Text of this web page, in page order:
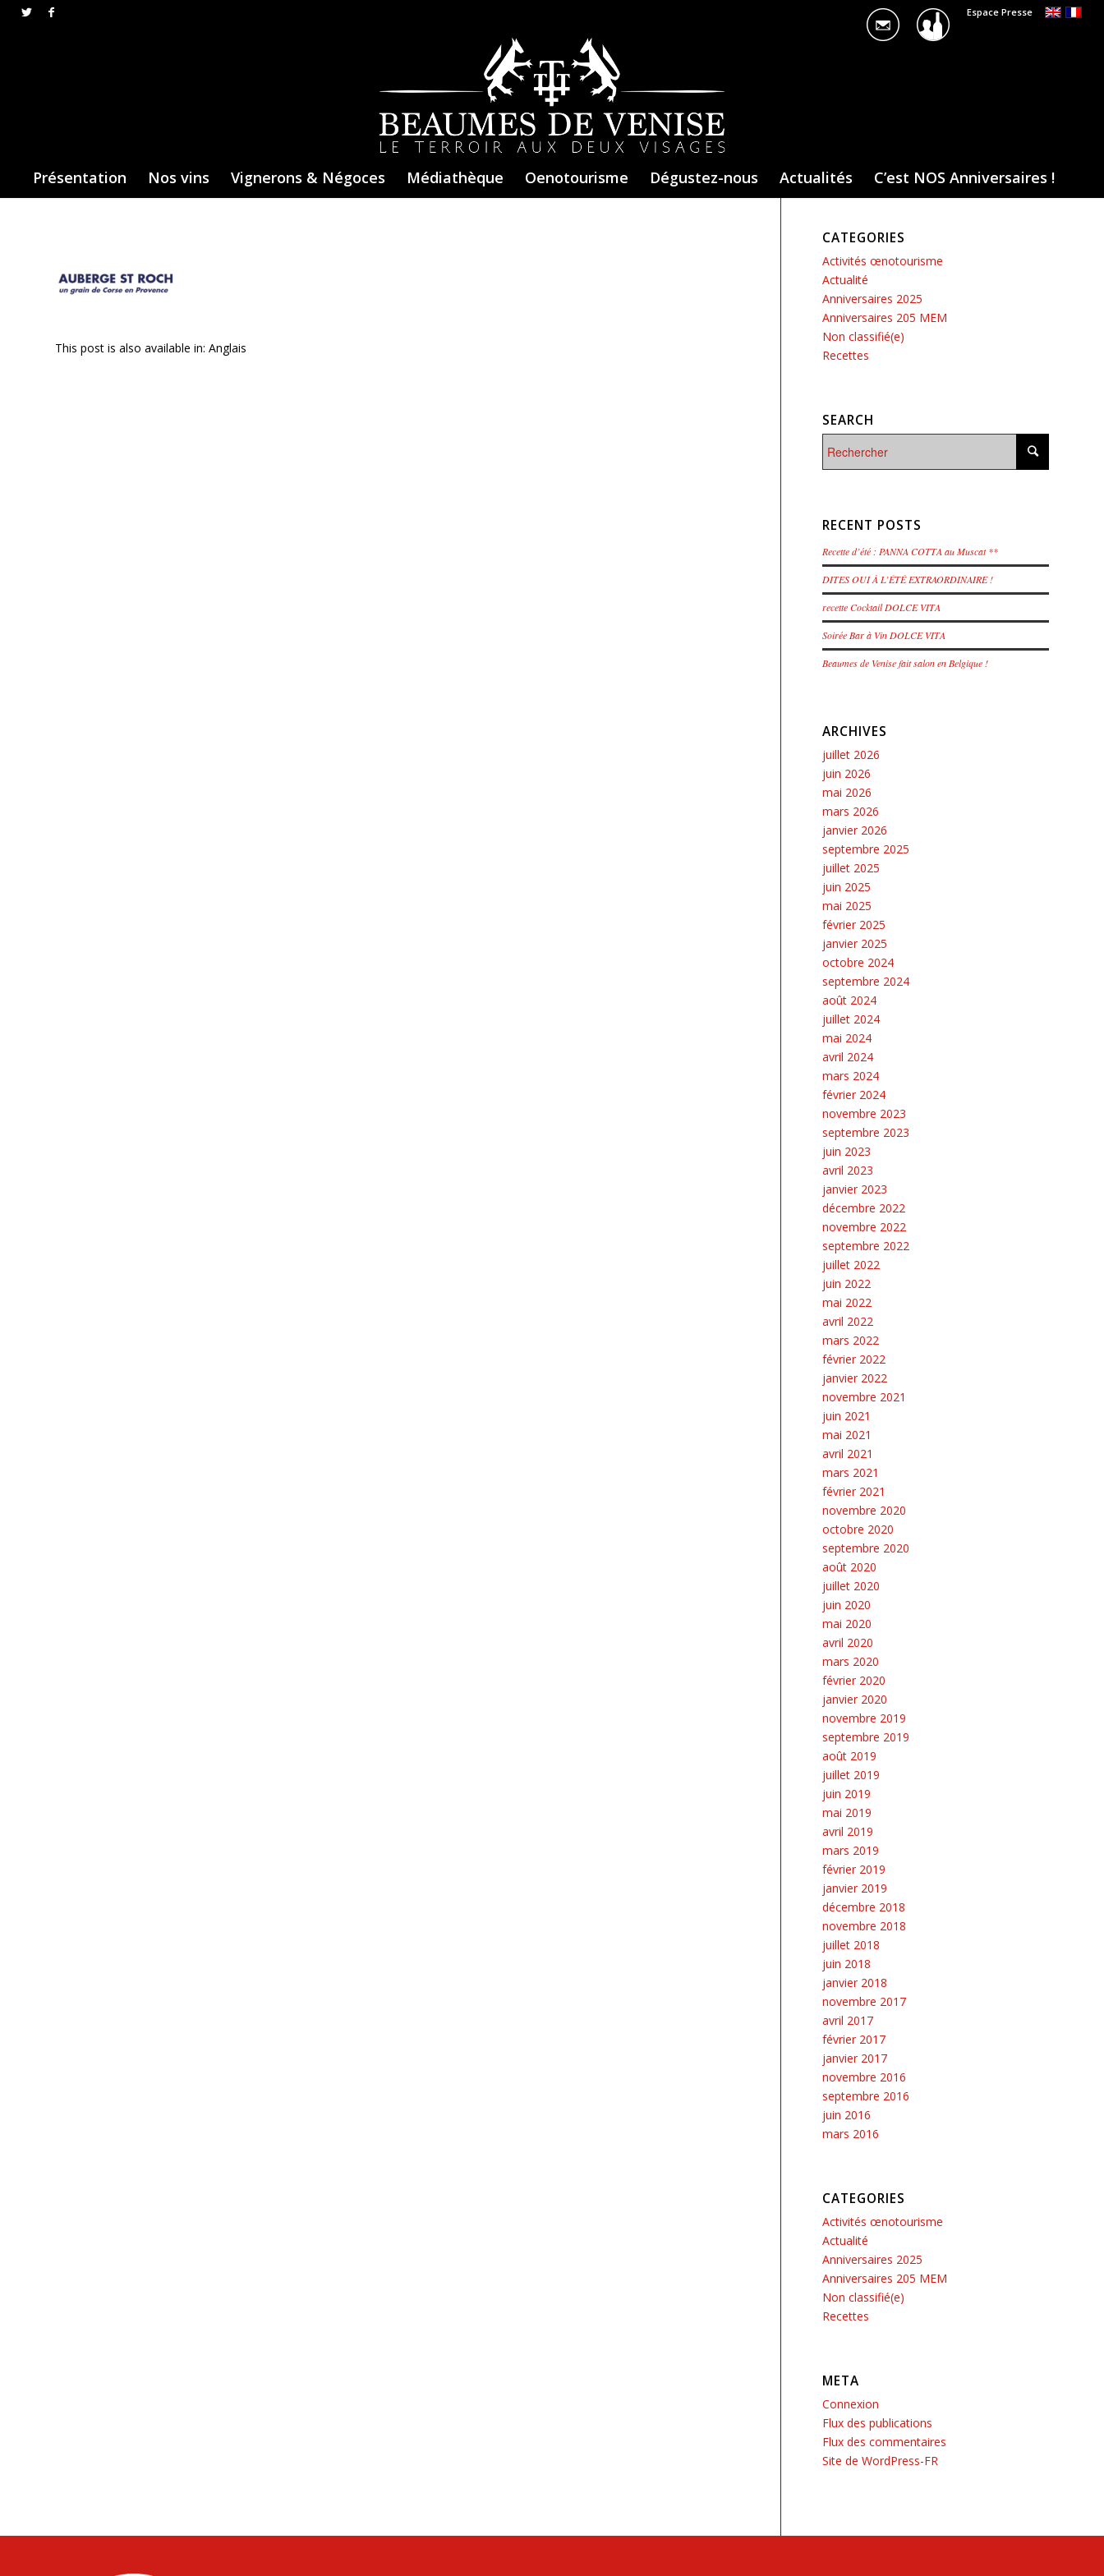
Espace Presse
Présentation Nos vins Vignerons & Négoces Médiathèque Oenotourisme Dégustez-nous Actualités C’est NOS Anniversaires !
This post is also available in: Anglais
CATEGORIES
Activités œnotourisme
Actualité
Anniversaires 2025
Anniversaires 205 MEM
Non classifié(e)
Recettes
SEARCH
RECENT POSTS
Recette d’été : PANNA COTTA au Muscat **
DITES OUI À L’ÉTÉ EXTRAORDINAIRE !
recette Cocktail DOLCE VITA
Soirée Bar à Vin DOLCE VITA
Beaumes de Venise fait salon en Belgique !
ARCHIVES
juillet 2026
juin 2026
mai 2026
mars 2026
janvier 2026
septembre 2025
juillet 2025
juin 2025
mai 2025
février 2025
janvier 2025
octobre 2024
septembre 2024
août 2024
juillet 2024
mai 2024
avril 2024
mars 2024
février 2024
novembre 2023
septembre 2023
juin 2023
avril 2023
janvier 2023
décembre 2022
novembre 2022
septembre 2022
juillet 2022
juin 2022
mai 2022
avril 2022
mars 2022
février 2022
janvier 2022
novembre 2021
juin 2021
mai 2021
avril 2021
mars 2021
février 2021
novembre 2020
octobre 2020
septembre 2020
août 2020
juillet 2020
juin 2020
mai 2020
avril 2020
mars 2020
février 2020
janvier 2020
novembre 2019
septembre 2019
août 2019
juillet 2019
juin 2019
mai 2019
avril 2019
mars 2019
février 2019
janvier 2019
décembre 2018
novembre 2018
juillet 2018
juin 2018
janvier 2018
novembre 2017
avril 2017
février 2017
janvier 2017
novembre 2016
septembre 2016
juin 2016
mars 2016
CATEGORIES
Activités œnotourisme
Actualité
Anniversaires 2025
Anniversaires 205 MEM
Non classifié(e)
Recettes
META
Connexion
Flux des publications
Flux des commentaires
Site de WordPress-FR